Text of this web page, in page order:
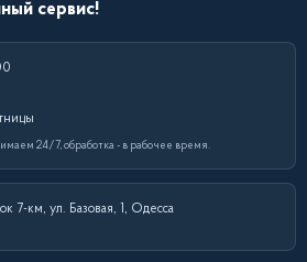
сервис!
24/7, обработка - в рабочее время.
7-км, ул. Базовая, 1, Одесса